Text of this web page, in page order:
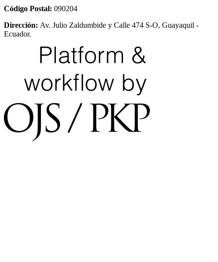
Código Postal: 090204
Dirección: Av. Julio Zaldumbide y Calle 474 S-O, Guayaquil -
Ecuador.